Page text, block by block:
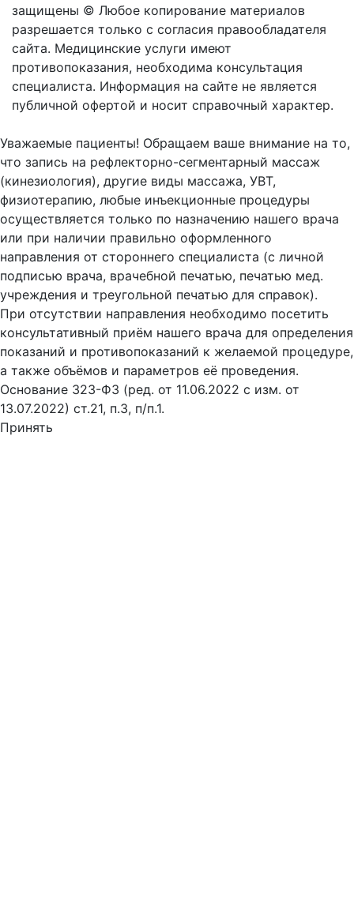
защищены © Любое копирование материалов
разрешается только с согласия правообладателя
сайта. Медицинские услуги имеют
противопоказания, необходима консультация
специалиста. Информация на сайте не является
публичной офертой и носит справочный характер.
Уважаемые пациенты! Обращаем ваше внимание на то,
что запись на рефлекторно-сегментарный массаж
(кинезиология), другие виды массажа, УВТ,
физиотерапию, любые инъекционные процедуры
осуществляется только по назначению нашего врача
или при наличии правильно оформленного
направления от стороннего специалиста (с личной
подписью врача, врачебной печатью, печатью мед.
учреждения и треугольной печатью для справок).
При отсутствии направления необходимо посетить
консультативный приём нашего врача для определения
показаний и противопоказаний к желаемой процедуре,
а также объёмов и параметров её проведения.
Основание 323-ФЗ (ред. от 11.06.2022 с изм. от
13.07.2022) ст.21, п.3, п/п.1.
Принять